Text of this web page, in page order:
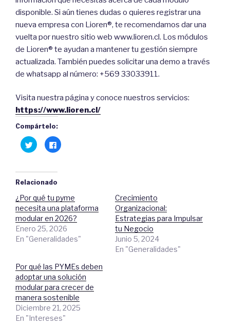
disponible. Si aún tienes dudas o quieres registrar una
nueva empresa con Lioren®, te recomendamos dar una
vuelta por nuestro sitio web www.lioren.cl. Los módulos
de Lioren® te ayudan a mantener tu gestión siempre
actualizada. También puedes solicitar una demo a través
de whatsapp al número: +569 33033911.
Visita nuestra página y conoce nuestros servicios:
https://www.lioren.cl/
Compártelo:
H
a
i
c
p
r
a
c
o
m
p
r
e
n
T
w
i
t
t
e
r
(
C
l
a
r
a
c
o
m
p
a
r
e
n
F
a
c
e
b
o
o
Relacionado
¿Por qué tu pyme
necesita una plataforma
modular en 2026?
Enero 25, 2026
En "Generalidades"
Crecimiento
Organizacional:
Estrategias para Impulsar
tu Negocio
Junio 5, 2024
En "Generalidades"
Por qué las PYMEs deben
adoptar una solución
modular para crecer de
manera sostenible
Diciembre 21, 2025
En "Intereses"